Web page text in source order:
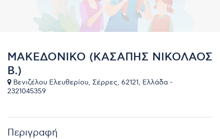
ΜΑΚΕΔΟΝΙΚΟ (ΚΑΣΑΠΗΣ ΝΙΚΟΛΑΟΣ
Β.)
Βενιζέλου Ελευθερίου, Σέρρες, 62121, Ελλάδα -
2321045359
Περιγραφή